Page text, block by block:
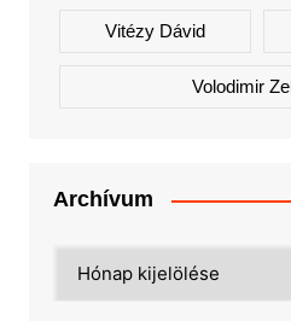
Vitézy Dávid
Volodimir
Archívum